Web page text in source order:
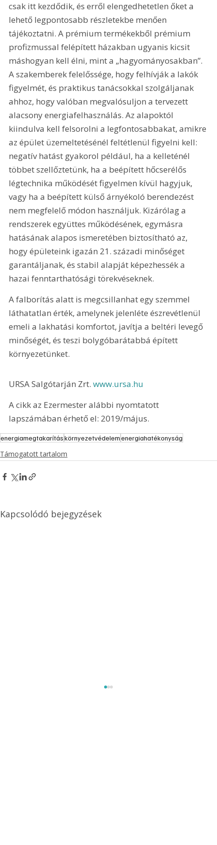
csak itt kezdődik, és erről elengedhetetlen őket a
lehető legpontosabb részletekbe menően
tájékoztatni. A prémium termékekből prémium
profizmussal felépített házakban ugyanis kicsit
máshogyan kell élni, mint a „hagyományosakban”.
A szakemberek felelőssége, hogy felhívják a lakók
figyelmét, és praktikus tanácsokkal szolgáljanak
ahhoz, hogy valóban megvalósuljon a tervezett
alacsony energiafelhasználás. Az alapoktól
kiindulva kell felsorolni a legfontosabbakat, amikre
az épület üzemeltetésénél feltétlenül figyelni kell:
negatív hatást gyakorol például, ha a kelleténél
többet szellőztetünk, ha a beépített hőcserélős
légtechnika működését figyelmen kívül hagyjuk,
vagy ha a beépített külső árnyékoló berendezést
nem megfelelő módon használjuk. Kizárólag a
rendszerek együttes működésének, egymásra
hatásának alapos ismeretében biztosítható az,
hogy épületeink igazán 21. századi minőséget
garantáljanak, és stabil alapját képezhessék a
hazai fenntarthatósági törekvéseknek.
A falborítás alatt is megcsillanhat egy szemmel
láthatatlan érték, amelynek jelenléte észrevétlenül
emeli a lakhatási komfortot, javítja a beltéri levegő
minőségét, és teszi bolygóbarátabbá épített
környezetünket.
URSA Salgótarján Zrt. www.ursa.hu
A cikk az Ezermester alábbi nyomtatott
lapszámában érhető el: 2019/május.
energiamegtakarításkörnyezetvédelemenergiahatékonyság
Támogatott tartalom
Kapcsolódó bejegyzések